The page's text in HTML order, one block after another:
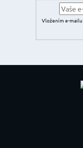
Vložením e-mailu